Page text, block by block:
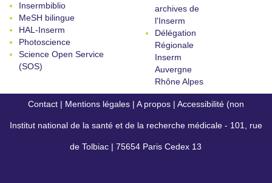
Insermbiblio
MeSH bilingue
HAL-Inserm
Photoscience
Science Open Service
(SOS)
archives de
l'Inserm
Délégation
Régionale
Inserm
Auvergne
Rhône Alpes
Contact | Mentions légales | A propos | Accessibilité (non
conforme)
Institut national de la santé et de la recherche médicale - 101, rue
de Tolbiac | 75654 Paris Cedex 13